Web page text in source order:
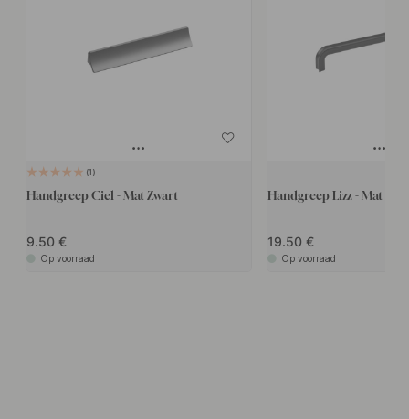
1
Handgreep Ciel - Mat Zwart
9.50
Op voorraad
Handgreep Lizz - Mat
19.50
Op voorraad